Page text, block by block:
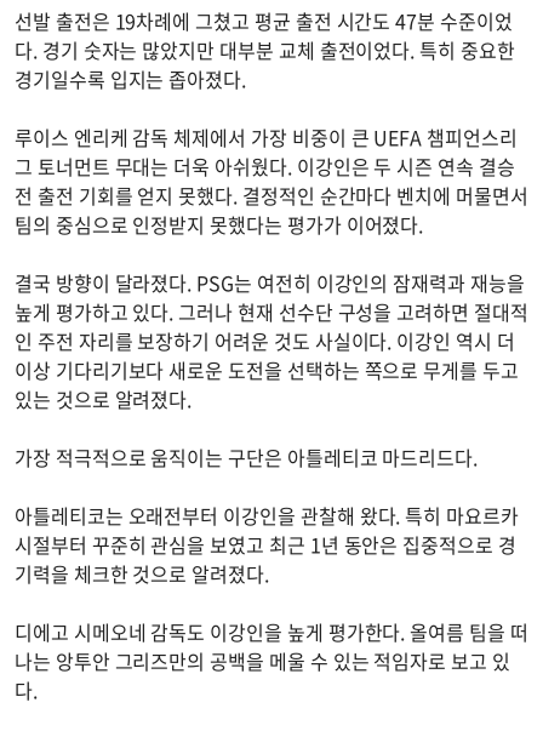
선발 출전은 19차례에 그쳤고 평균 출전 시간도 47분 수준이었
다. 경기 숫자는 많았지만 대부분 교체 출전이었다. 특히 중요한
경기일수록 입지는 좁아졌다.
루이스 엔리케 감독 체제에서 가장 비중이 큰 UEFA 챔피언스리
그 토너먼트 무대는 더욱 아쉬웠다. 이강인은 두 시즌 연속 결승
전 출전 기회를 얻지 못했다. 결정적인 순간마다 벤치에 머물면서
팀의 중심으로 인정받지 못했다는 평가가 이어졌다.
결국 방향이 달라졌다. PSG는 여전히 이강인의 잠재력과 재능을
높게 평가하고 있다. 그러나 현재 선수단 구성을 고려하면 절대적
인 주전 자리를 보장하기 어려운 것도 사실이다. 이강인 역시 더
이상 기다리기보다 새로운 도전을 선택하는 쪽으로 무게를 두고
있는 것으로 알려졌다.
가장 적극적으로 움직이는 구단은 아틀레티코 마드리드다.
아틀레티코는 오래전부터 이강인을 관찰해 왔다. 특히 마요르카
시절부터 꾸준히 관심을 보였고 최근 1년 동안은 집중적으로 경
기력을 체크한 것으로 알려졌다.
디에고 시메오네 감독도 이강인을 높게 평가한다. 올여름 팀을 떠
나는 앙투안 그리즈만의 공백을 메울 수 있는 적임자로 보고 있
다.